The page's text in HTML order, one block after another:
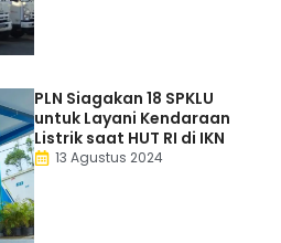
PLN Siagakan 18 SPKLU
untuk Layani Kendaraan
Listrik saat HUT RI di IKN
13 Agustus 2024